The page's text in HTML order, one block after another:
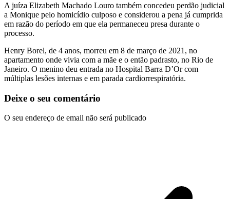
A juíza Elizabeth Machado Louro também concedeu perdão judicial
a Monique pelo homicídio culposo e considerou a pena já cumprida
em razão do período em que ela permaneceu presa durante o
processo.
Henry Borel, de 4 anos, morreu em 8 de março de 2021, no
apartamento onde vivia com a mãe e o então padrasto, no Rio de
Janeiro. O menino deu entrada no Hospital Barra D’Or com
múltiplas lesões internas e em parada cardiorrespiratória.
Deixe o seu comentário
O seu endereço de email não será publicado